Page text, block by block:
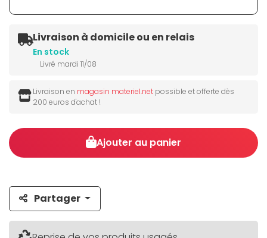
Livraison à domicile ou en relais
En stock
Livré mardi 11/08
Livraison en magasin materiel.net possible et offerte dès
200 euros d'achat !
Ajouter au panier
Partager